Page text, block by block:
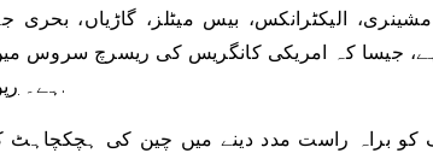
الیکٹرانکس، بیس میٹلز، گاڑیاں، بحری
جیسا کہ امریکی کانگریس کی ریسرچ سروس میں
ہے۔ گزشتہ مئی سے.
براہ راست مدد دینے میں چین کی ہچکچاہٹ